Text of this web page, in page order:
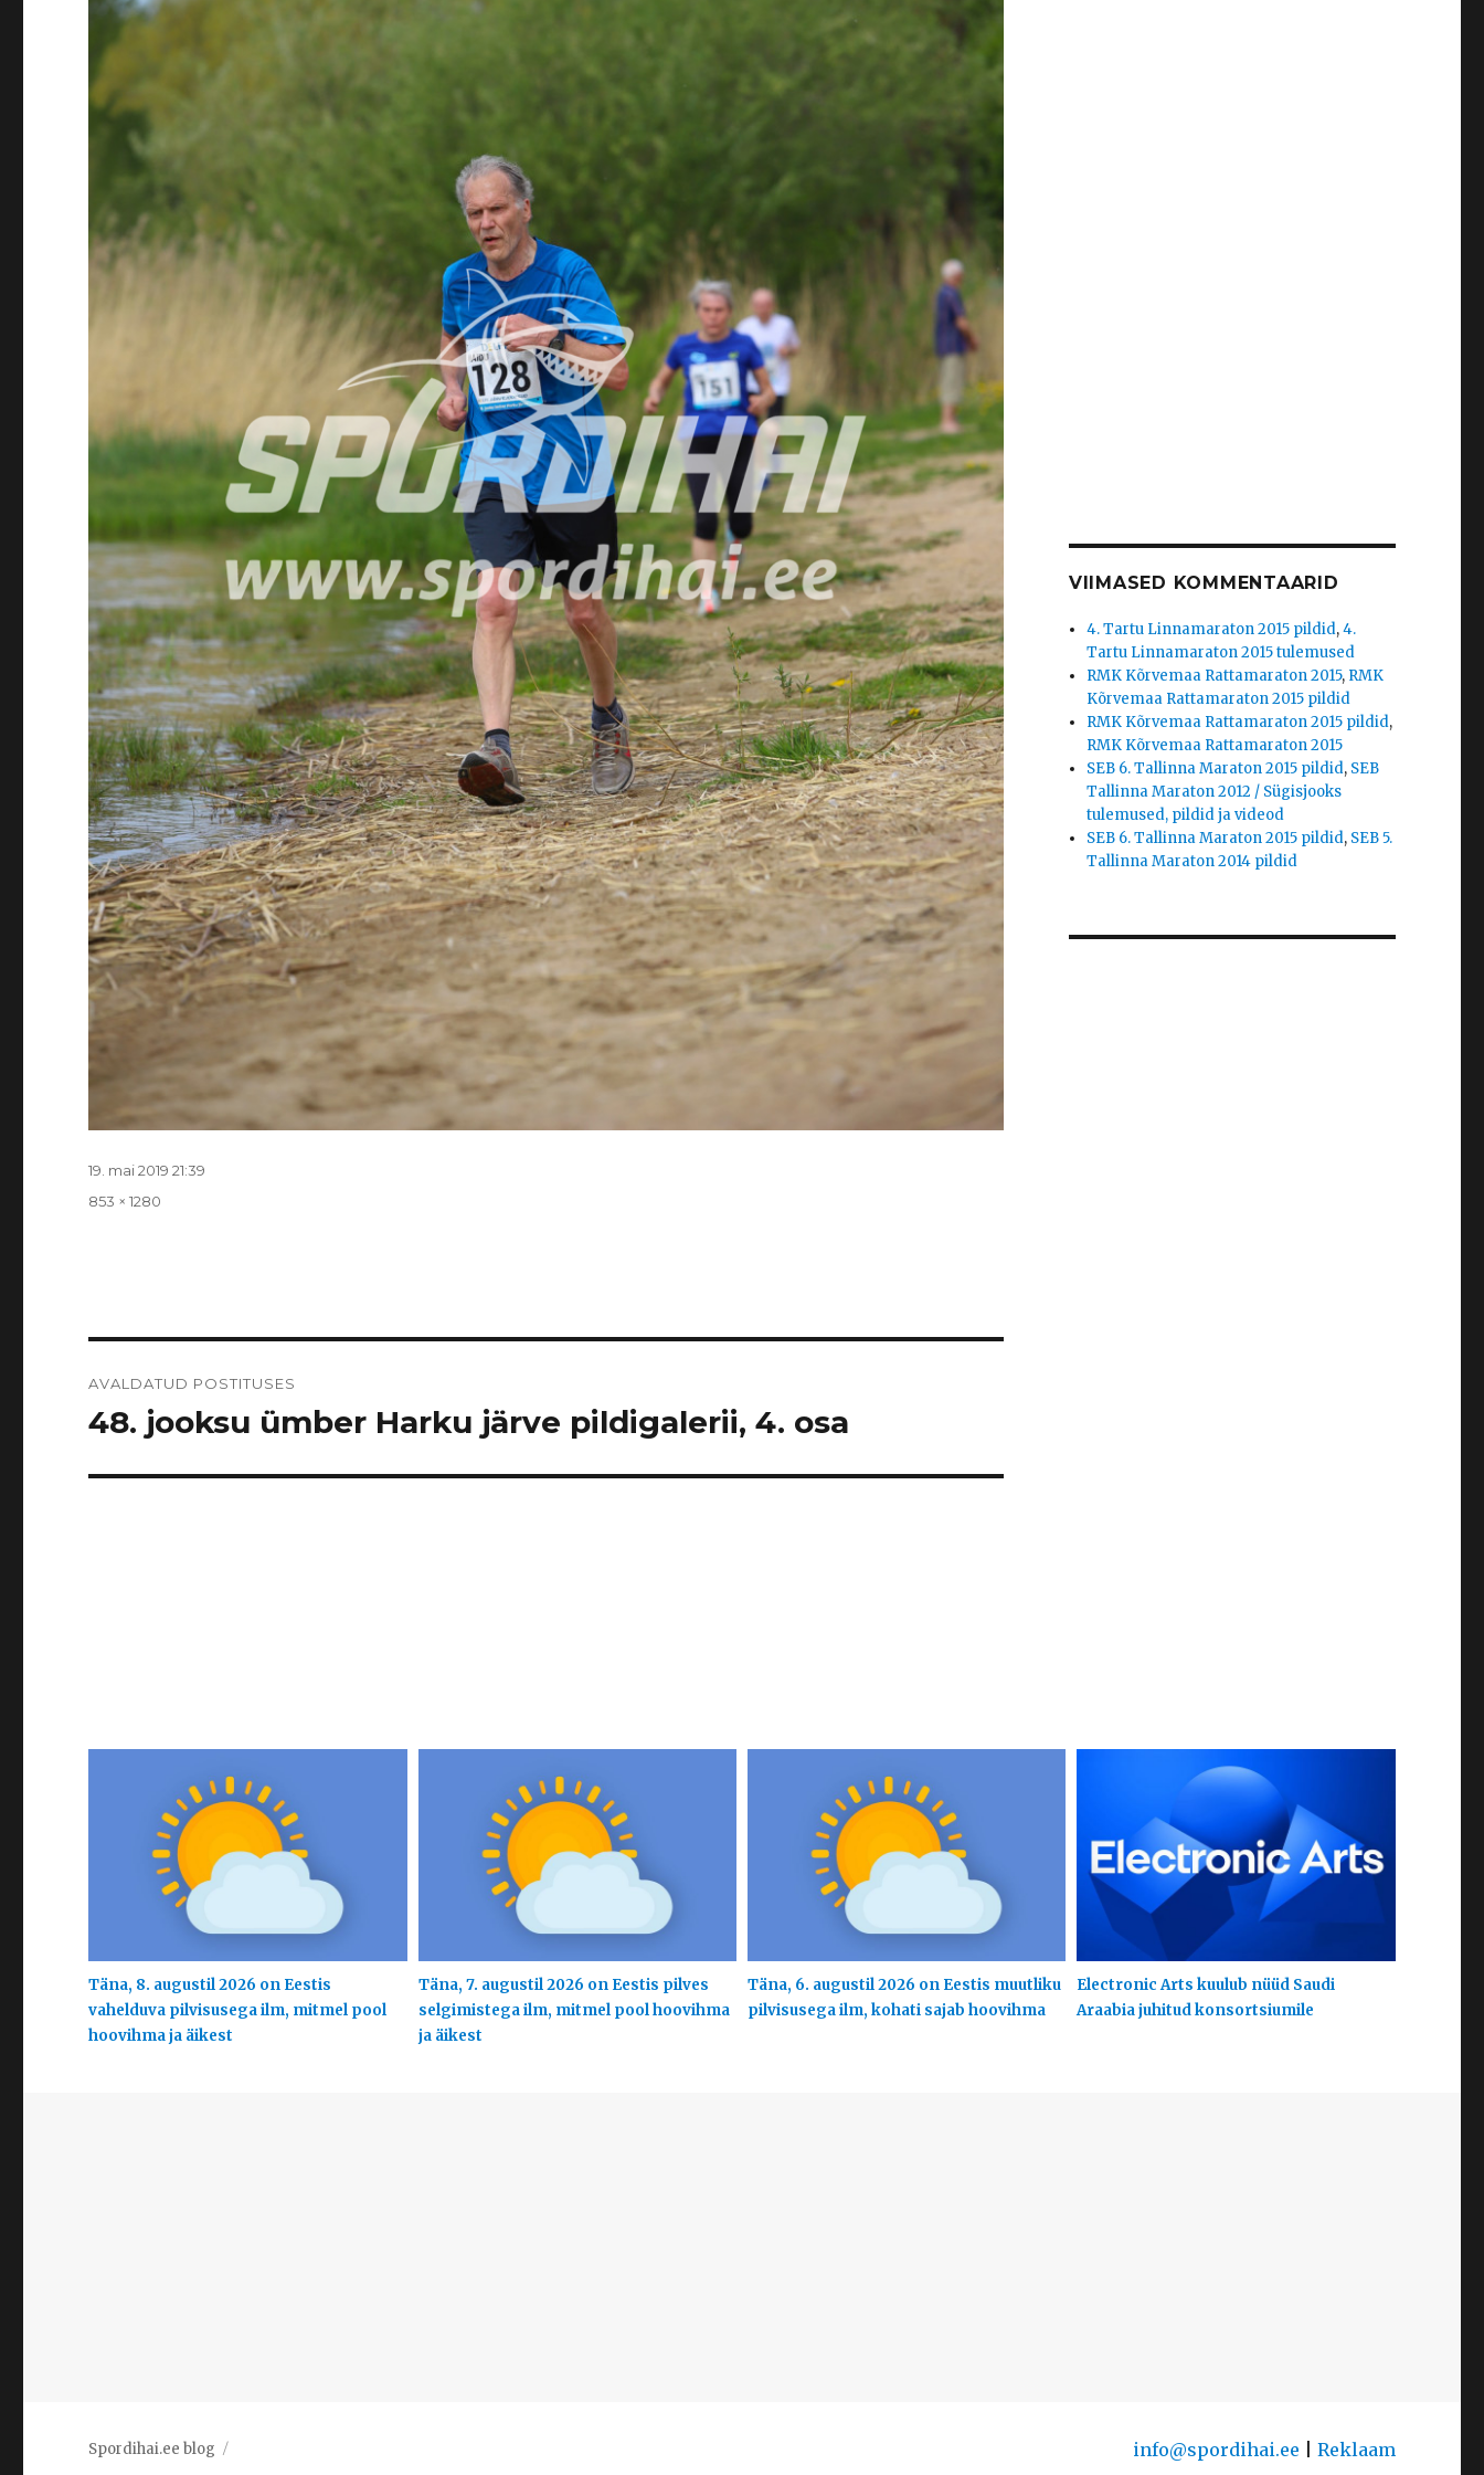
Postitatud
19. mai 2019 21:39
Täissuurus
853 × 1280
AVALDATUD POSTITUSES
48. jooksu ümber Harku järve pildigalerii, 4. osa
VIIMASED KOMMENTAARID
4. Tartu Linnamaraton 2015 pildid,4.
Tartu Linnamaraton 2015 tulemused
RMK Kõrvemaa Rattamaraton 2015, RMK
Kõrvemaa Rattamaraton 2015 pildid
RMK Kõrvemaa Rattamaraton 2015 pildid,
RMK Kõrvemaa Rattamaraton 2015
SEB 6. Tallinna Maraton 2015 pildid, SEB
Tallinna Maraton 2012 / Sügisjooks
tulemused, pildid ja videod
SEB 6. Tallinna Maraton 2015 pildid, SEB 5.
Tallinna Maraton 2014 pildid
Täna, 8. augustil 2026 on Eestis
vahelduva pilvisusega ilm, mitmel pool
hoovihma ja äikest
Täna, 7. augustil 2026 on Eestis pilves
selgimistega ilm, mitmel pool hoovihma
ja äikest
Täna, 6. augustil 2026 on Eestis muutliku
pilvisusega ilm, kohati sajab hoovihma
Electronic Arts kuulub nüüd Saudi
Araabia juhitud konsortsiumile
Spordihai.ee blog info@spordihai.ee Reklaam